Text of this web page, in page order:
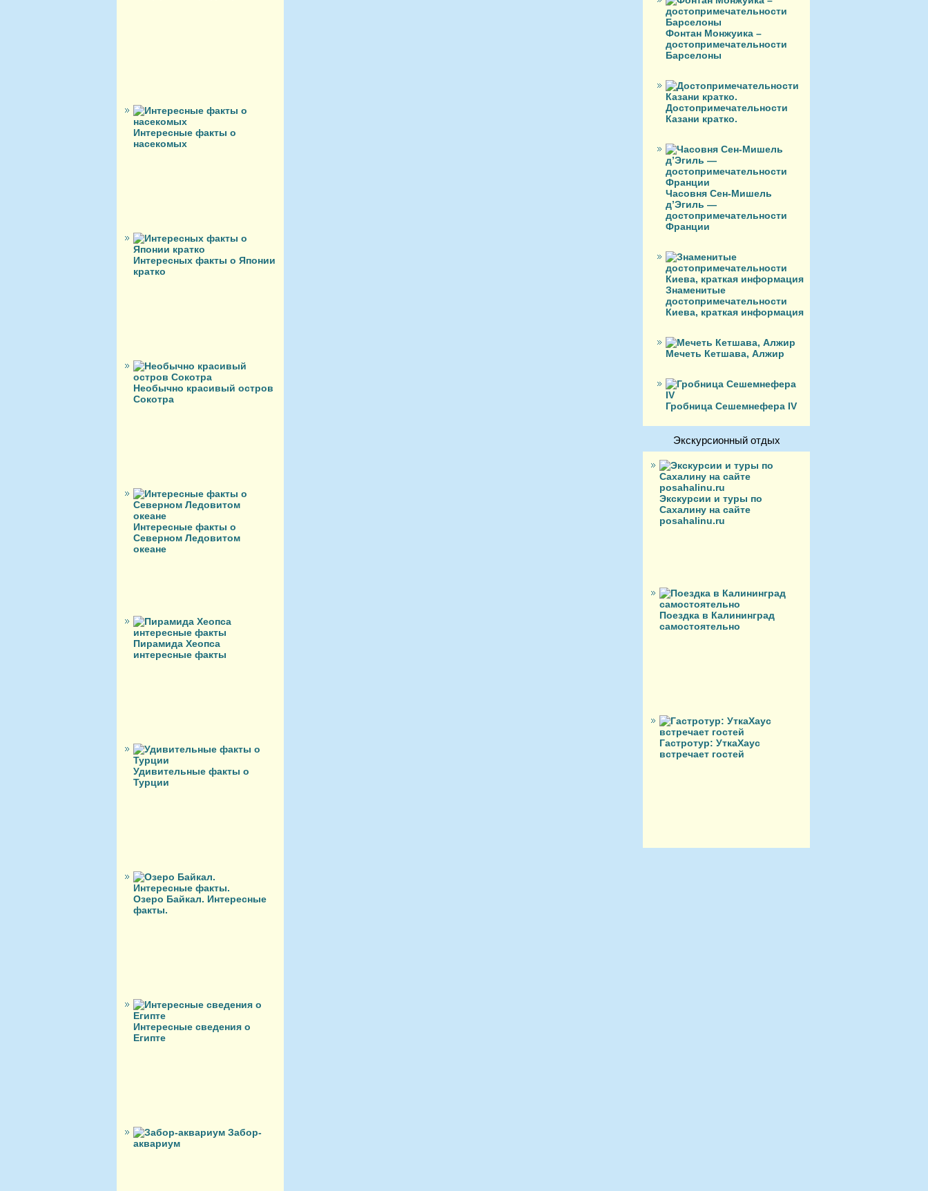
Интересные факты о
насекомых
Интересных факты о Японии
кратко
Необычно красивый остров
Сокотра
Интересные факты о
Северном Ледовитом
океане
Пирамида Хеопса
интересные факты
Удивительные факты о
Турции
Озеро Байкал. Интересные
факты.
Интересные сведения о
Египте
Забор-
аквариум
Фонтан Монжуика –
достопримечательности
Барселоны
Достопримечательности
Казани кратко.
Часовня Сен-Мишель
д’Эгиль —
достопримечательности
Франции
Знаменитые
достопримечательности
Киева, краткая информация
Мечеть Кетшава, Алжир
Гробница Сешемнефера IV
Экскурсионный отдых
Экскурсии и туры по
Сахалину на сайте
posahalinu.ru
Поездка в Калининград
самостоятельно
Гастротур: УткаХаус
встречает гостей